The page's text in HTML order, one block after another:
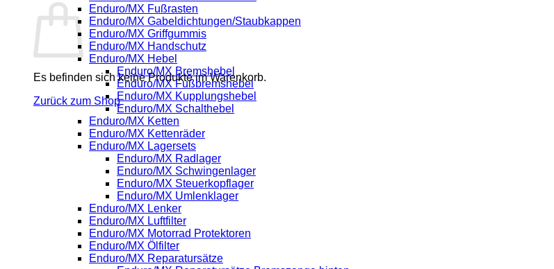
Es befinden sich keine Produkte im Warenkorb.
Zurück zum Shop
Enduro/MX Fußrasten
Enduro/MX Gabeldichtungen/Staubkappen
Enduro/MX Griffgummis
Enduro/MX Handschutz
Enduro/MX Hebel
Enduro/MX Bremshebel
Enduro/MX Fußbremshebel
Enduro/MX Kupplungshebel
Enduro/MX Schalthebel
Enduro/MX Ketten
Enduro/MX Kettenräder
Enduro/MX Lagersets
Enduro/MX Radlager
Enduro/MX Schwingenlager
Enduro/MX Steuerkopflager
Enduro/MX Umlenklager
Enduro/MX Lenker
Enduro/MX Luftfilter
Enduro/MX Motorrad Protektoren
Enduro/MX Ölfilter
Enduro/MX Reparatursätze